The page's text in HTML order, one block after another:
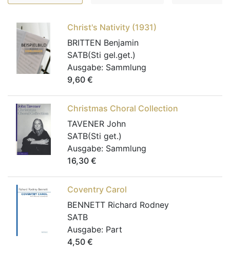
Christ's Nativity (1931)
BRITTEN Benjamin
SATB(Sti gel.get.)
Ausgabe: Sammlung
9,60 €
Christmas Choral Collection
TAVENER John
SATB(Sti get.)
Ausgabe: Sammlung
16,30 €
Coventry Carol
BENNETT Richard Rodney
SATB
Ausgabe: Part
4,50 €